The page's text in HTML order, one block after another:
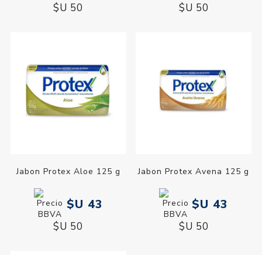
$U 50 $U 50
Jabon Protex Aloe 125 g
$U 43
$U 50
Jabon Protex Avena 125 g
$U 43
$U 50